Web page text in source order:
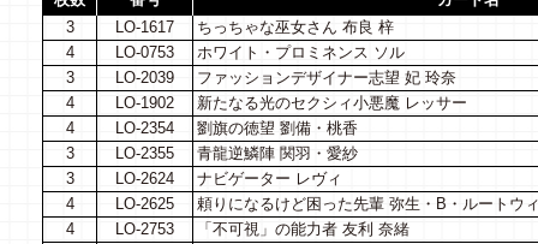
3
LO-1617
ちっちゃな巫女さん 布良 梓
4
LO-0753
ホワイト・プロミネンス ソル
3
LO-2039
ファッションデザイナー志望 妃 玲奈
4
LO-1902
新たなる光のセクシィ小悪魔 レッサー
4
LO-2354
劉旗の徳望 劉備・桃香
3
LO-2355
青龍逆鱗陣 関羽・愛紗
3
LO-2624
ナビゲーター レヴィ
4
LO-2625
頼りになるけど困った先輩 弥生・B・ルートウ
4
LO-2753
「不可視」の能力者 友利 奈緒